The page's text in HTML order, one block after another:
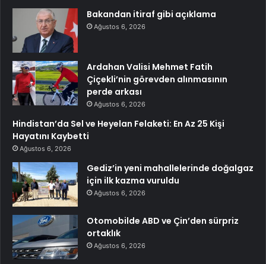
Bakandan itiraf gibi açıklama
Ağustos 6, 2026
Ardahan Valisi Mehmet Fatih
Çiçekli’nin görevden alınmasının
perde arkası
Ağustos 6, 2026
Hindistan’da Sel ve Heyelan Felaketi: En Az 25 Kişi
Hayatını Kaybetti
Ağustos 6, 2026
Gediz’in yeni mahallelerinde doğalgaz
için ilk kazma vuruldu
Ağustos 6, 2026
Otomobilde ABD ve Çin’den sürpriz
ortaklık
Ağustos 6, 2026